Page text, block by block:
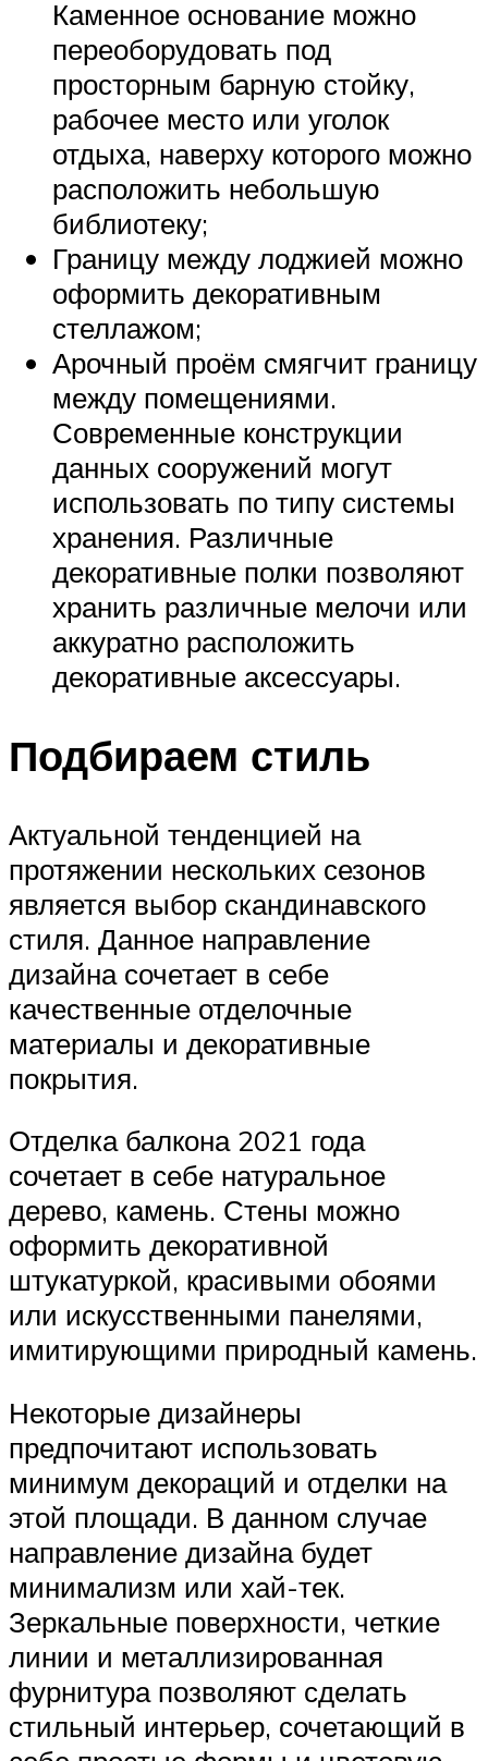
Каменное основание можно
переоборудовать под
просторным барную стойку,
рабочее место или уголок
отдыха, наверху которого можно
расположить небольшую
библиотеку;
Границу между лоджией можно
оформить декоративным
стеллажом;
Арочный проём смягчит границу
между помещениями.
Современные конструкции
данных сооружений могут
использовать по типу системы
хранения. Различные
декоративные полки позволяют
хранить различные мелочи или
аккуратно расположить
декоративные аксессуары.
Подбираем стиль
Актуальной тенденцией на
протяжении нескольких сезонов
является выбор скандинавского
стиля. Данное направление
дизайна сочетает в себе
качественные отделочные
материалы и декоративные
покрытия.
Отделка балкона 2021 года
сочетает в себе натуральное
дерево, камень. Стены можно
оформить декоративной
штукатуркой, красивыми обоями
или искусственными панелями,
имитирующими природный камень.
Некоторые дизайнеры
предпочитают использовать
минимум декораций и отделки на
этой площади. В данном случае
направление дизайна будет
минимализм или хай-тек.
Зеркальные поверхности, четкие
линии и металлизированная
фурнитура позволяют сделать
стильный интерьер, сочетающий в